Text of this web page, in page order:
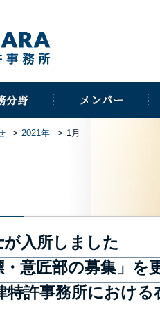
2021年 1月
入所しました
・意匠部の募集」を
特許事務所におけ